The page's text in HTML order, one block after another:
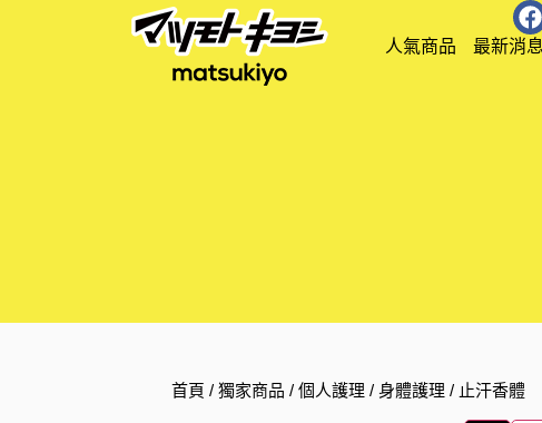
人氣商品 最新消息
首頁 /獨家商品 /個人護理 /身體護理 / 止汗香體